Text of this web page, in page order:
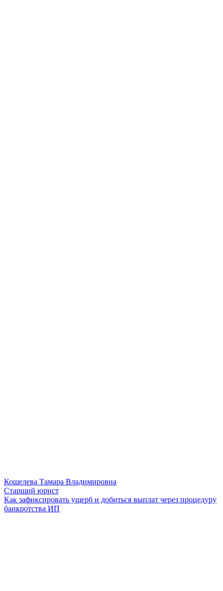
Кошелева Тамара Владимировна
Старший юрист
Как зафиксировать ущерб и добиться выплат через процедуру
банкротства ИП